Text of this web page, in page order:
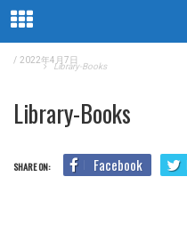
Home Library-Books
/ 2022年4月7日
Library-Books
SHARE ON: Facebook